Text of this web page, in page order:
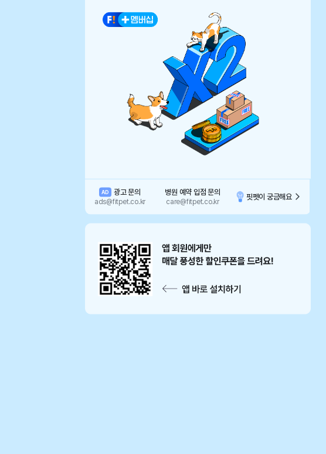
AD 광고 문의
ads@fitpet.co.kr
병원 예약 입점 문의
care@fitpet.co.kr
핏펫이 궁금해요